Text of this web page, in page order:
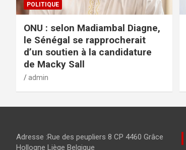
POLITIQUE
ONU : selon Madiambal Diagne,
le Sénégal se rapprocherait
d’un soutien à la candidature
de Macky Sall
admin
Adresse :Rue des peupliers 8 CP 4460 Grâce
Hollogne Liège Belgique